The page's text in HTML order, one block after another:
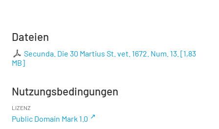
Dateien
Secunda. Die 30 Martius St. vet. 1672. Num. 13. [1,83
MB]
Nutzungsbedingungen
LIZENZ
Public Domain Mark 1.0